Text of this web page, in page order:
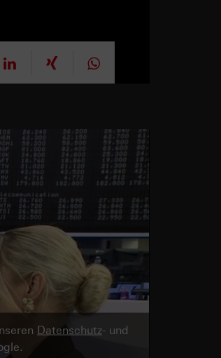
mitteilen
Datenschutz- und